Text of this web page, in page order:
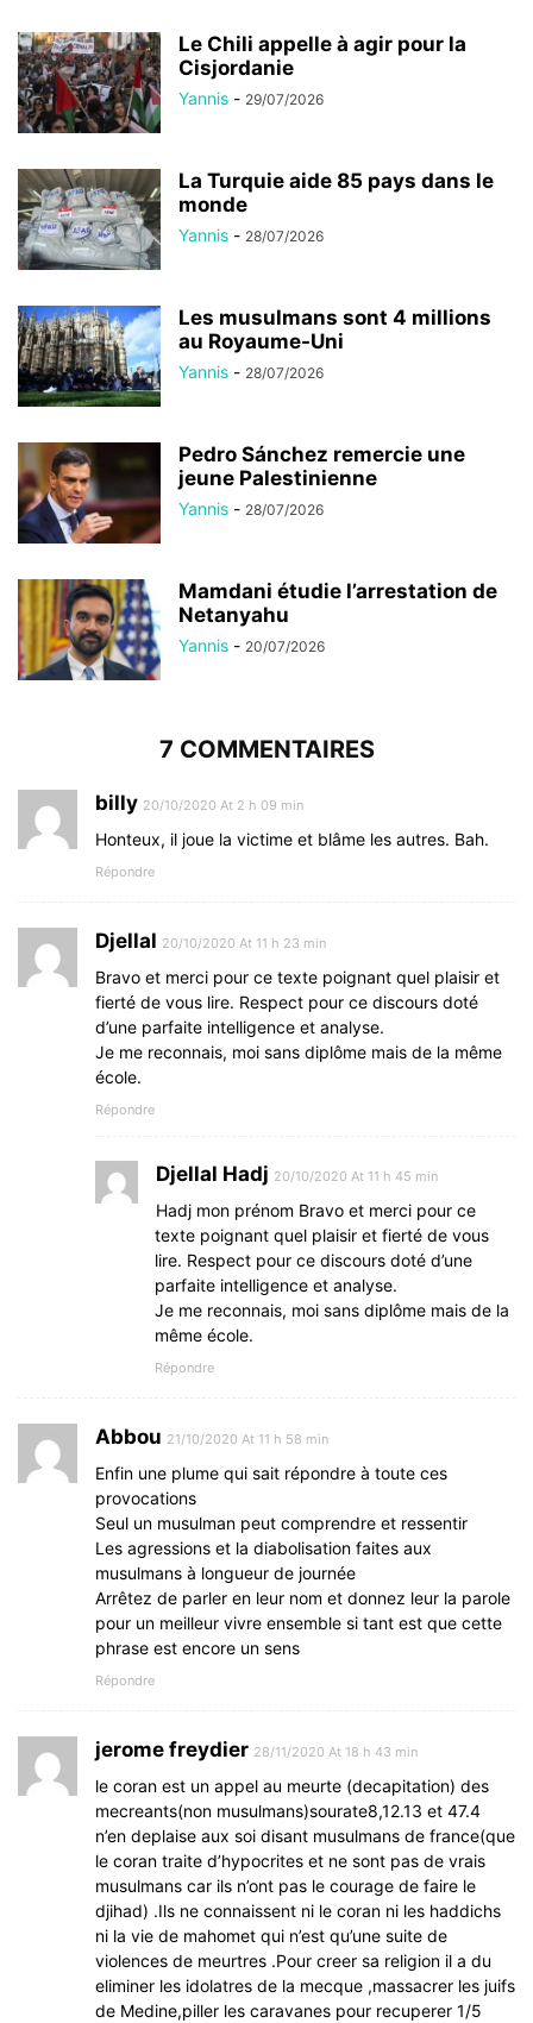
Le Chili appelle à agir pour la
Cisjordanie
Yannis - 29/07/2026
La Turquie aide 85 pays dans le
monde
Yannis - 28/07/2026
Les musulmans sont 4 millions
au Royaume-Uni
Yannis - 28/07/2026
Pedro Sánchez remercie une
jeune Palestinienne
Yannis - 28/07/2026
Mamdani étudie l’arrestation de
Netanyahu
Yannis - 20/07/2026
7 COMMENTAIRES
billy 20/10/2020 At 2 h 09 min
Honteux, il joue la victime et blâme les autres. Bah.
Répondre
Djellal 20/10/2020 At 11 h 23 min
Bravo et merci pour ce texte poignant quel plaisir et
fierté de vous lire. Respect pour ce discours doté
d’une parfaite intelligence et analyse.
Je me reconnais, moi sans diplôme mais de la même
école.
Répondre
Djellal Hadj 20/10/2020 At 11 h 45 min
Hadj mon prénom Bravo et merci pour ce
texte poignant quel plaisir et fierté de vous
lire. Respect pour ce discours doté d’une
parfaite intelligence et analyse.
Je me reconnais, moi sans diplôme mais de la
même école.
Répondre
Abbou 21/10/2020 At 11 h 58 min
Enfin une plume qui sait répondre à toute ces
provocations
Seul un musulman peut comprendre et ressentir
Les agressions et la diabolisation faites aux
musulmans à longueur de journée
Arrêtez de parler en leur nom et donnez leur la parole
pour un meilleur vivre ensemble si tant est que cette
phrase est encore un sens
Répondre
jerome freydier 28/11/2020 At 18 h 43 min
le coran est un appel au meurte (decapitation) des
mecreants(non musulmans)sourate8,12.13 et 47.4
n’en deplaise aux soi disant musulmans de france(que
le coran traite d’hypocrites et ne sont pas de vrais
musulmans car ils n’ont pas le courage de faire le
djihad) .Ils ne connaissent ni le coran ni les haddichs
ni la vie de mahomet qui n’est qu’une suite de
violences de meurtres .Pour creer sa religion il a du
eliminer les idolatres de la mecque ,massacrer les juifs
de Medine,piller les caravanes pour recuperer 1/5